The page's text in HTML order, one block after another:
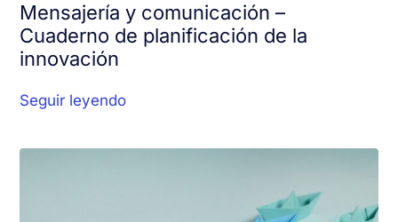
Mensajería y comunicación –
Cuaderno de planificación de la
innovación
Seguir leyendo